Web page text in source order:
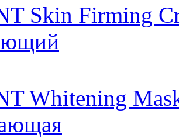
Skin Firming
Whitening